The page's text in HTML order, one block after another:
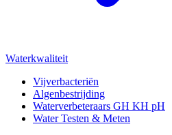
Waterkwaliteit
Vijverbacteriën
Algenbestrijding
Waterverbeteraars GH KH pH
Water Testen & Meten